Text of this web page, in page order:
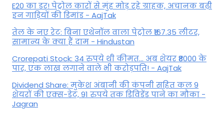
E20 का डर! पेट्रोल कारों से मुंह मोड़ रहे ग्राहक, अचानक बढ़ी
इन गाड़ियों की डिमांड - AajTak
तेल के नए रेट: बिना एथेनॉल वाला पेट्रोल ₹167.35 लीटर,
सामान्य के क्या हैं दाम - Hindustan
Crorepati Stock: 34 रुपये थी कीमत... अब शेयर ₹8000 के
पार, एक लाख लगाने वाले भी करोड़पति! - AajTak
Dividend Share: मुकेश अंबानी की कंपनी सहित कल 9
शेयरों की एक्स-डेट, 91 रुपये तक डिविडेंड पाने का मौका -
Jagran